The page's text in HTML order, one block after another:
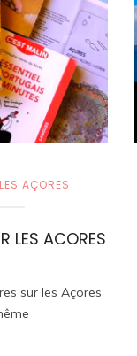
LES AÇORES
LES ACORES
sur les Açores